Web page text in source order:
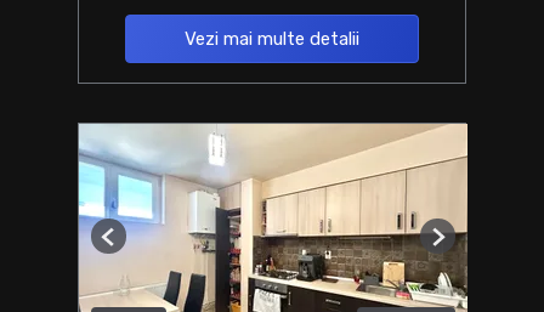
Vezi mai multe detalii
Previous Next